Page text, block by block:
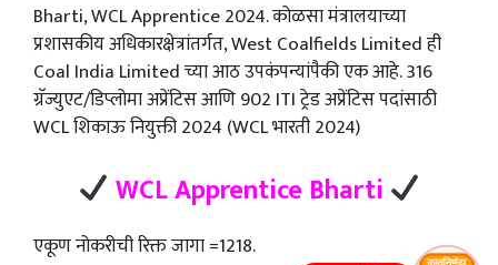
Bharti, WCL Apprentice 2024. कोळसा मंत्रालयाच्या
प्रशासकीय अधिकारक्षेत्रांतर्गत, West Coalfields Limited ही
Coal India Limited च्या आठ उपकंपन्यांपैकी एक आहे. 316
ग्रॅज्युएट/डिप्लोमा अप्रेंटिस आणि 902 ITI ट्रेड अप्रेंटिस पदांसाठी
WCL शिकाऊ नियुक्ती 2024 (WCL भारती 2024)
WCL Apprentice Bharti
एकूण नोकरीची रिक्त जागा =1218.